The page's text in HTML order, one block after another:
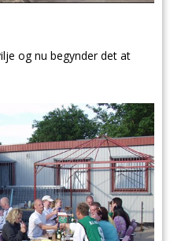
og nu begynder det at